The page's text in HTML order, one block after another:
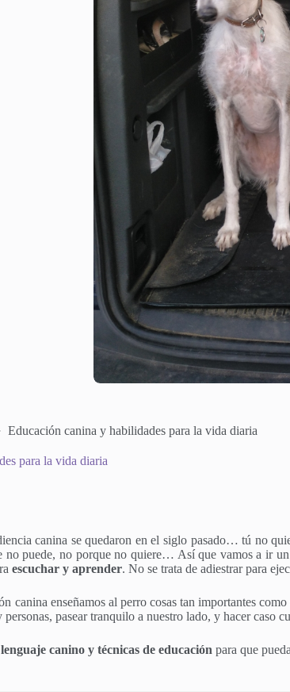
Educación canina y habilidades para la vida diaria
para la vida diaria
canina se quedaron en el siglo pasado… tú no
no puede, no porque no quiere… Así que vamos a ir
escuchar y aprender. No se trata de adiestrar para
canina enseñamos al perro cosas tan importantes como
pasear tranquilo a nuestro lado, y hacer caso
lenguaje canino y técnicas de educación para que